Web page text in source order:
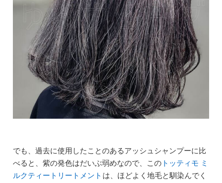
でも、過去に使用したことのあるアッシュシャンプーに比
べると、紫の発色はだいぶ弱めなので、この トッティモ ミ
ルクティートリートメント は、ほどよく地毛と馴染んでく